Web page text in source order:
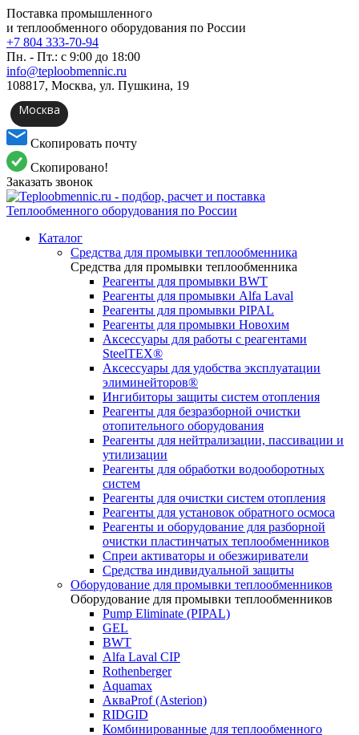
Поставка промышленного
и теплообменного оборудования по России
+7 804 333-70-94
Пн. - Пт.: с 9:00 до 18:00
info@teploobmennic.ru
108817, Москва, ул. Пушкина, 19
Москва
Скопировать почту
Скопировано!
Заказать звонок
Каталог
Средства для промывки теплообменника
Средства для промывки теплообменника
Реагенты для промывки BWT
Реагенты для промывки Alfa Laval
Реагенты для промывки PIPAL
Реагенты для промывки Новохим
Аксессуары для работы с реагентами
SteelTEX®
Аксессуары для удобства эксплуатации
элиминейторов®
Ингибиторы защиты систем отопления
Реагенты для безразборной очистки
отопительного оборудования
Реагенты для нейтрализации, пассивации и
утилизации
Реагенты для обработки водооборотных
систем
Реагенты для очистки систем отопления
Реагенты для установок обратного осмоса
Реагенты и оборудование для разборной
очистки пластинчатых теплообменников
Спреи активаторы и обезжириватели
Средства индивидуальной защиты
Оборудование для промывки теплообменников
Оборудование для промывки теплообменников
Pump Eliminate (PIPAL)
GEL
BWT
Alfa Laval CIP
Rothenberger
Aquamax
АкваProf (Asterion)
RIDGID
Комбинированные для теплообменного